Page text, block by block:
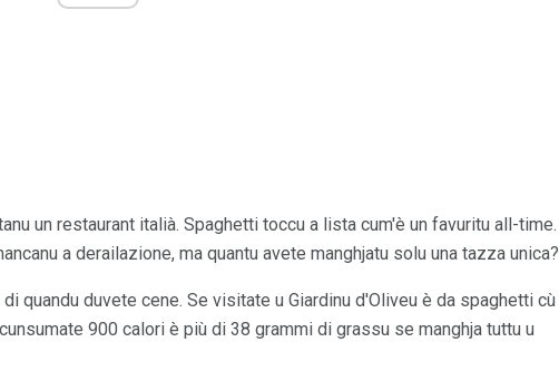
un restaurant italià. Spaghetti toccu a lista cum'è un favuritu all-time.
a derailazione, ma quantu avete manghjatu solu una tazza unica?
quandu duvete cene. Se visitate u Giardinu d'Oliveu è da spaghetti cù
900 calori è più di 38 grammi di grassu se manghja tuttu u